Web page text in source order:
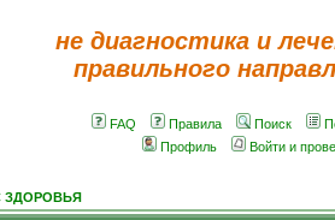
не диагностика и
правильного
FAQ Правила Поиск
Профиль
Войти и
ЗДОРОВЬЯ